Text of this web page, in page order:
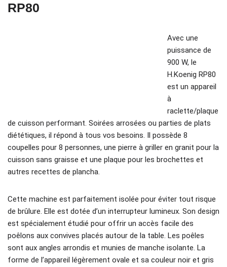
RP80
Avec une
puissance de
900 W, le
H.Koenig RP80
est un appareil
à
raclette/plaque
de cuisson performant. Soirées arrosées ou parties de plats
diététiques, il répond à tous vos besoins. Il possède 8
coupelles pour 8 personnes, une pierre à griller en granit pour la
cuisson sans graisse et une plaque pour les brochettes et
autres recettes de plancha.
Cette machine est parfaitement isolée pour éviter tout risque
de brûlure. Elle est dotée d’un interrupteur lumineux. Son design
est spécialement étudié pour offrir un accès facile des
poêlons aux convives placés autour de la table. Les poêles
sont aux angles arrondis et munies de manche isolante. La
forme de l’appareil légèrement ovale et sa couleur noir et gris